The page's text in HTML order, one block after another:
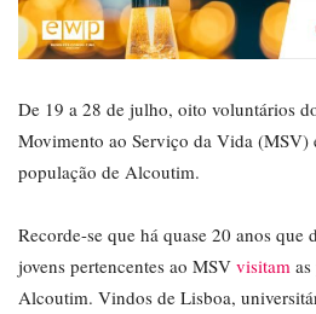
De 19 a 28 de julho, oito voluntários
Movimento ao Serviço da Vida (MSV)
população de Alcoutim.
Recorde-se que há quase 20 anos que
jovens pertencentes ao MSV visitam
Alcoutim. Vindos de Lisboa,